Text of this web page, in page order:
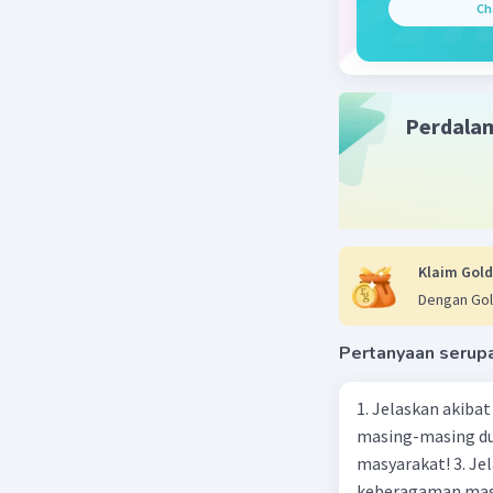
**1.
sehingga
*
untuk
**2.
Klaim
Dengan
Pertanyaan
1. Jelaskan akibat
masing-masing
masyarakat! 3. Jelaskan macam-macam konflik yang terjadi akibat